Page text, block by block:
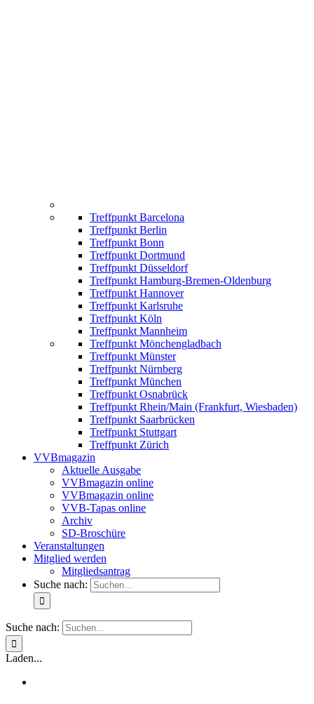
Treffpunkt Barcelona
Treffpunkt Berlin
Treffpunkt Bonn
Treffpunkt Dortmund
Treffpunkt Düsseldorf
Treffpunkt Hamburg-Bremen-Oldenburg
Treffpunkt Hannover
Treffpunkt Karlsruhe
Treffpunkt Köln
Treffpunkt Mannheim
Treffpunkt Mönchengladbach
Treffpunkt Münster
Treffpunkt Nürnberg
Treffpunkt München
Treffpunkt Osnabrück
Treffpunkt Rhein/Main (Frankfurt, Wiesbaden)
Treffpunkt Saarbrücken
Treffpunkt Stuttgart
Treffpunkt Zürich
VVBmagazin
Aktuelle Ausgabe
VVBmagazin online
VVBmagazin online
VVB-Tapas online
Archiv
SD-Broschüre
Veranstaltungen
Mitglied werden
Mitgliedsantrag
Suche nach:
Suche nach:
Laden...